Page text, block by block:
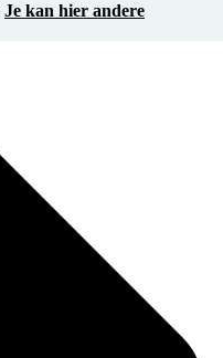
Je kan hier andere